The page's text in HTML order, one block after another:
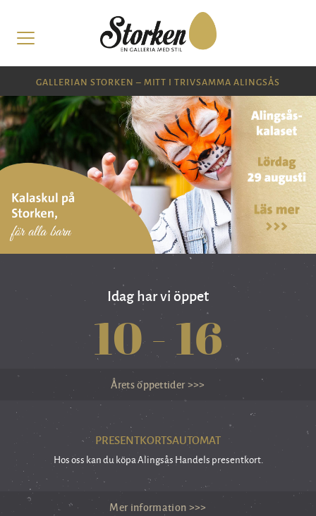
GALLERIAN STORKEN – MITT I TRIVSAMMA ALINGSÅS
Idag har vi öppet
10-16
Årets öppettider >>>
PRESENTKORTSAUTOMAT
Hos oss kan du köpa Alingsås Handels presentkort.
Mer information >>>